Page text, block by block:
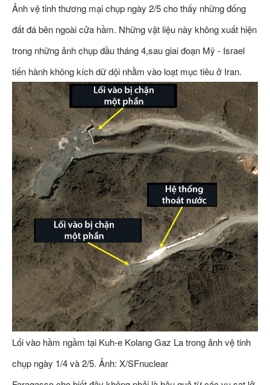
Ảnh vệ tinh thương mại chụp ngày 2/5 cho thấy những đống
đất đá bên ngoài cửa hầm. Những vật liệu này không xuất hiện
trong những ảnh chụp đầu tháng 4,sau giai đoạn Mỹ - Israel
tiến hành không kích dữ dội nhằm vào loạt mục tiêu ở Iran.
Lối vào hầm ngầm tại Kuh-e Kolang Gaz La trong ảnh vệ tinh
chụp ngày 1/4 và 2/5. Ảnh: X/SFnuclear